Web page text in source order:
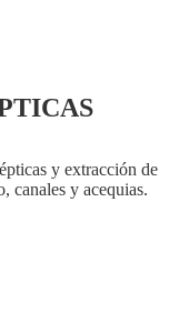
y extracción de
canales y acequias.